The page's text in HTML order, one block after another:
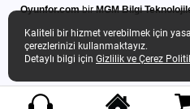
Kaliteli bir hizmet verebilmek için
çerezlerinizi kullanmaktayız.
Detaylı bilgi için Gizlilik ve Çerez
Oyunfor.combirMGM Bilgi